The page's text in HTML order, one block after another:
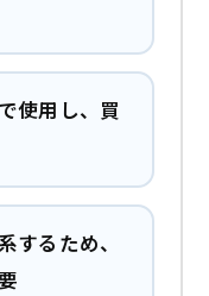
使用し、買
するため、